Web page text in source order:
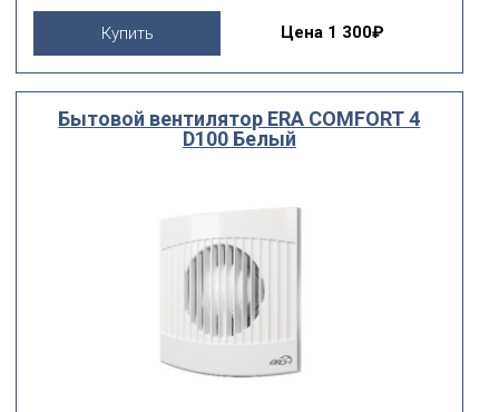
Купить Цена 1 300₽
Бытовой вентилятор ERA COMFORT 4
D100 Белый